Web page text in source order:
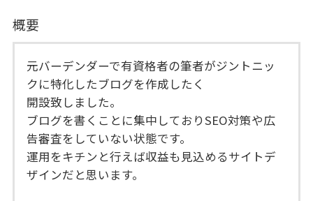
概要
元バーデンダーで有資格者の筆者がジントニッ
クに特化したブログを作成したく
開設致しました。
ブログを書くことに集中しておりSEO対策や広
告審査をしていない状態です。
運用をキチンと行えば収益も見込めるサイトデ
ザインだと思います。